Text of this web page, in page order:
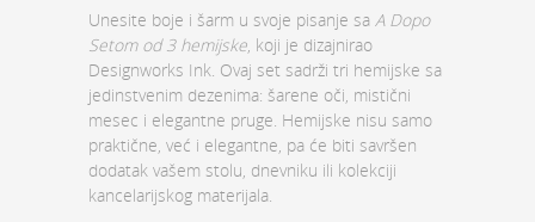
Unesite boje i šarm u svoje pisanje sa A Dopo
Setom od 3 hemijske, koji je dizajnirao
Designworks Ink. Ovaj set sadrži tri hemijske sa
jedinstvenim dezenima: šarene oči, mistični
mesec i elegantne pruge. Hemijske nisu samo
praktične, već i elegantne, pa će biti savršen
dodatak vašem stolu, dnevniku ili kolekciji
kancelarijskog materijala.